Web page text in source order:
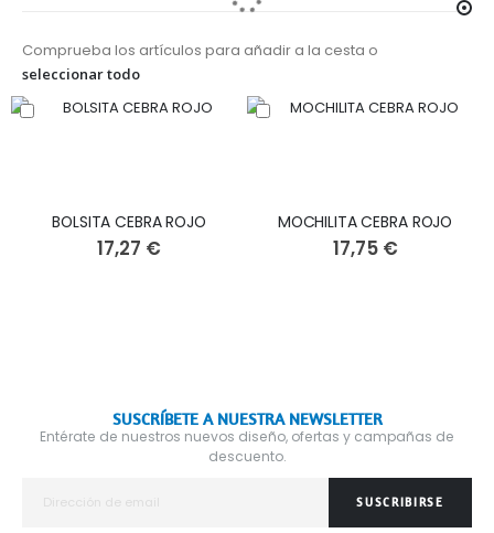
Comprueba los artículos para añadir a la cesta o
seleccionar todo
BOLSITA CEBRA ROJO
17,27 €
MOCHILITA CEBRA ROJO
17,75 €
SUSCRÍBETE A NUESTRA NEWSLETTER
Entérate de nuestros nuevos diseño, ofertas y campañas de
descuento.
SUSCRIBIRSE